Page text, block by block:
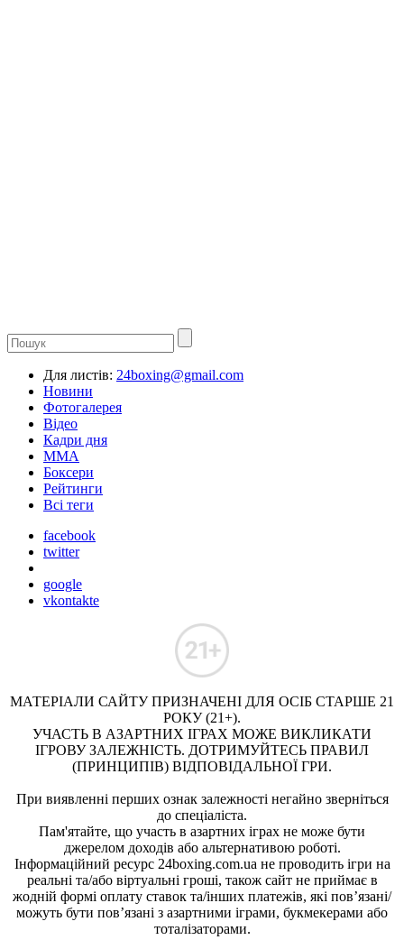
Для листів: 24boxing@gmail.com
Новини
Фотогалерея
Відео
Кадри дня
ММА
Боксери
Рейтинги
Всі теги
facebook
twitter
google
vkontakte
МАТЕРІАЛИ САЙТУ ПРИЗНАЧЕНІ ДЛЯ ОСІБ СТАРШЕ 21
РОКУ (21+).
УЧАСТЬ В АЗАРТНИХ ІГРАХ МОЖЕ ВИКЛИКАТИ
ІГРОВУ ЗАЛЕЖНІСТЬ. ДОТРИМУЙТЕСЬ ПРАВИЛ
(ПРИНЦИПІВ) ВІДПОВІДАЛЬНОЇ ГРИ.
При виявленні перших ознак залежності негайно зверніться
до спеціаліста.
Пам'ятайте, що участь в азартних іграх не може бути
джерелом доходів або альтернативою роботі.
Інформаційний ресурс 24boxing.com.ua не проводить ігри на
реальні та/або віртуальні гроші, також сайт не приймає в
жодній формі оплату ставок та/інших платежів, які пов’язані/
можуть бути пов’язані з азартними іграми, букмекерами або
тоталізаторами.